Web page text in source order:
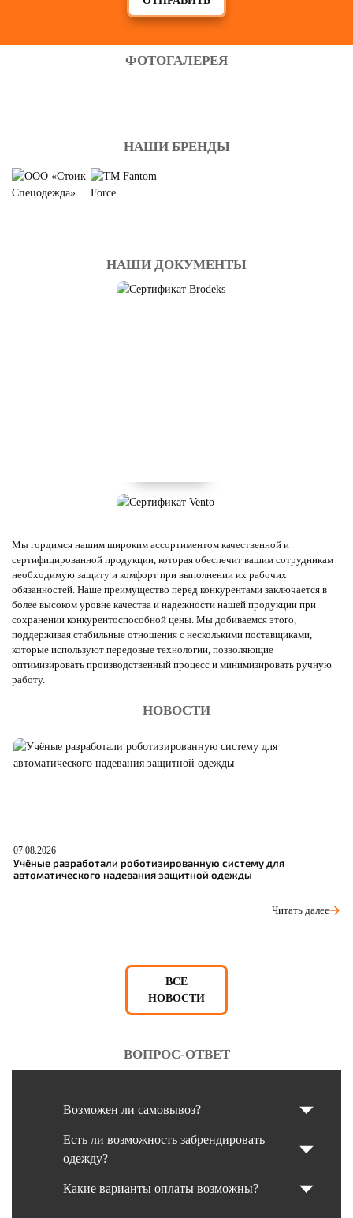
ФОТОГАЛЕРЕЯ
НАШИ БРЕНДЫ
НАШИ ДОКУМЕНТЫ
Мы гордимся нашим широким ассортиментом качественной и
сертифицированной продукции, которая обеспечит вашим сотрудникам
необходимую защиту и комфорт при выполнении их рабочих
обязанностей. Наше преимущество перед конкурентами заключается в
более высоком уровне качества и надежности нашей продукции при
сохранении конкурентоспособной цены. Мы добиваемся этого,
поддерживая стабильные отношения с несколькими поставщиками,
которые используют передовые технологии, позволяющие
оптимизировать производственный процесс и минимизировать ручную
работу.
НОВОСТИ
07.08.2026
Учёные разработали роботизированную систему для
автоматического надевания защитной одежды
Читать далее
ВСЕ
НОВОСТИ
ВОПРОС-ОТВЕТ
Возможен ли самовывоз?
Есть ли возможность забрендировать
одежду?
Какие варианты оплаты возможны?